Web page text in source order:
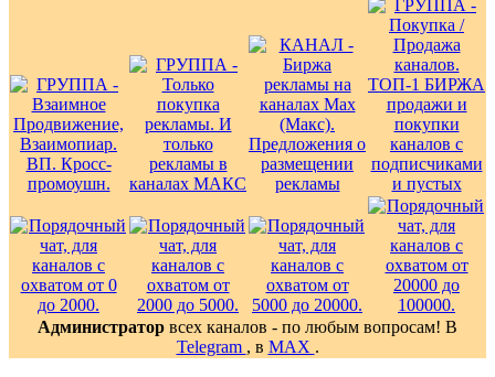
Администратор всех каналов - по любым вопросам! В
Telegram , в MAX .